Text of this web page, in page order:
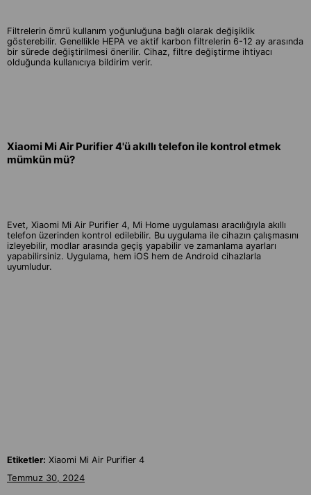
Filtrelerin ömrü kullanım yoğunluğuna bağlı olarak değişiklik
gösterebilir. Genellikle HEPA ve aktif karbon filtrelerin 6-12 ay arasında
bir sürede değiştirilmesi önerilir. Cihaz, filtre değiştirme ihtiyacı
olduğunda kullanıcıya bildirim verir.
Xiaomi Mi Air Purifier 4'ü akıllı telefon ile kontrol etmek
mümkün mü?
Evet, Xiaomi Mi Air Purifier 4, Mi Home uygulaması aracılığıyla akıllı
telefon üzerinden kontrol edilebilir. Bu uygulama ile cihazın çalışmasını
izleyebilir, modlar arasında geçiş yapabilir ve zamanlama ayarları
yapabilirsiniz. Uygulama, hem iOS hem de Android cihazlarla
uyumludur.
Etiketler: Xiaomi Mi Air Purifier 4
Temmuz 30, 2024